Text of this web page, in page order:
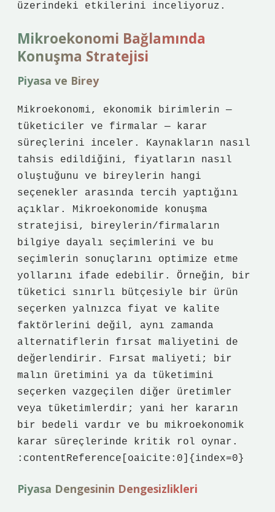
üzerindeki etkilerini inceliyoruz.
Mikroekonomi Bağlamında
Konuşma Stratejisi
Piyasa ve Birey
Mikroekonomi, ekonomik birimlerin —
tüketiciler ve firmalar — karar
süreçlerini inceler. Kaynakların nasıl
tahsis edildiğini, fiyatların nasıl
oluştuğunu ve bireylerin hangi
seçenekler arasında tercih yaptığını
açıklar. Mikroekonomide konuşma
stratejisi, bireylerin/firmaların
bilgiye dayalı seçimlerini ve bu
seçimlerin sonuçlarını optimize etme
yollarını ifade edebilir. Örneğin, bir
tüketici sınırlı bütçesiyle bir ürün
seçerken yalnızca fiyat ve kalite
faktörlerini değil, aynı zamanda
alternatiflerin fırsat maliyetini de
değerlendirir. Fırsat maliyeti; bir
malın üretimini ya da tüketimini
seçerken vazgeçilen diğer üretimler
veya tüketimlerdir; yani her kararın
bir bedeli vardır ve bu mikroekonomik
karar süreçlerinde kritik rol oynar.
:contentReference[oaicite:0]{index=0}
Piyasa Dengesinin Dengesizlikleri